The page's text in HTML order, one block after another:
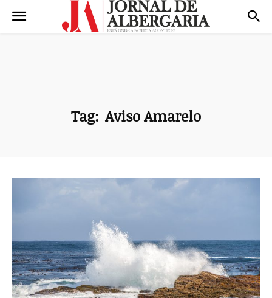
Tag: Aviso Amarelo